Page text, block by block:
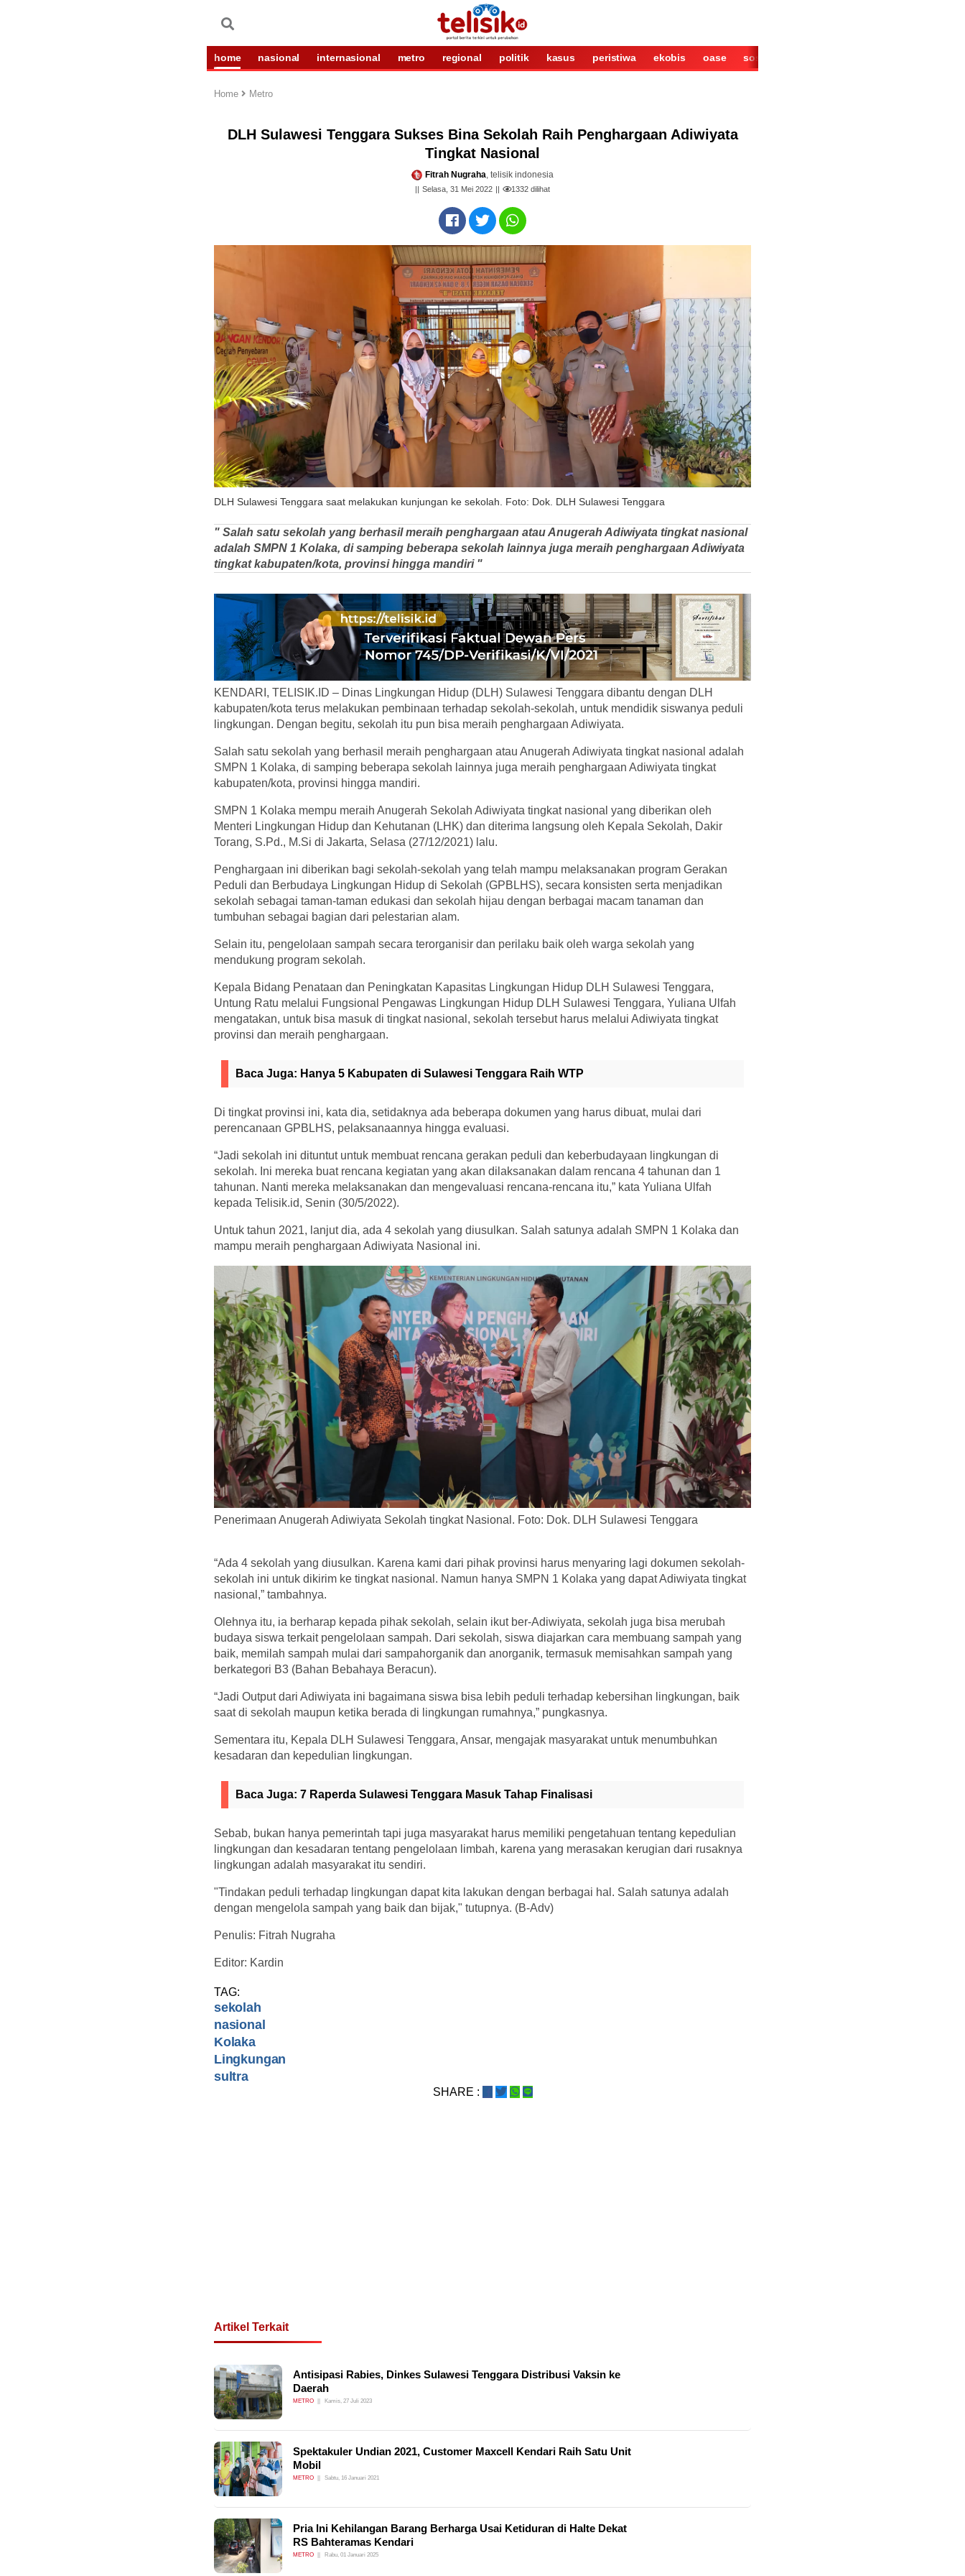
home nasional internasional metro regional politik kasus peristiwa ekobis oase sosok
Home Metro
DLH Sulawesi Tenggara Sukses Bina Sekolah Raih Penghargaan Adiwiyata
Tingkat Nasional
Fitrah Nugraha, telisik indonesia
Selasa, 31 Mei 2022 1332 dilihat
DLH Sulawesi Tenggara saat melakukan kunjungan ke sekolah. Foto: Dok. DLH Sulawesi Tenggara
" Salah satu sekolah yang berhasil meraih penghargaan atau Anugerah Adiwiyata tingkat nasional
adalah SMPN 1 Kolaka, di samping beberapa sekolah lainnya juga meraih penghargaan Adiwiyata
tingkat kabupaten/kota, provinsi hingga mandiri "
KENDARI, TELISIK.ID – Dinas Lingkungan Hidup (DLH) Sulawesi Tenggara dibantu dengan DLH
kabupaten/kota terus melakukan pembinaan terhadap sekolah-sekolah, untuk mendidik siswanya peduli
lingkungan. Dengan begitu, sekolah itu pun bisa meraih penghargaan Adiwiyata.
Salah satu sekolah yang berhasil meraih penghargaan atau Anugerah Adiwiyata tingkat nasional adalah
SMPN 1 Kolaka, di samping beberapa sekolah lainnya juga meraih penghargaan Adiwiyata tingkat
kabupaten/kota, provinsi hingga mandiri.
SMPN 1 Kolaka mempu meraih Anugerah Sekolah Adiwiyata tingkat nasional yang diberikan oleh
Menteri Lingkungan Hidup dan Kehutanan (LHK) dan diterima langsung oleh Kepala Sekolah, Dakir
Torang, S.Pd., M.Si di Jakarta, Selasa (27/12/2021) lalu.
Penghargaan ini diberikan bagi sekolah-sekolah yang telah mampu melaksanakan program Gerakan
Peduli dan Berbudaya Lingkungan Hidup di Sekolah (GPBLHS), secara konsisten serta menjadikan
sekolah sebagai taman-taman edukasi dan sekolah hijau dengan berbagai macam tanaman dan
tumbuhan sebagai bagian dari pelestarian alam.
Selain itu, pengelolaan sampah secara terorganisir dan perilaku baik oleh warga sekolah yang
mendukung program sekolah.
Kepala Bidang Penataan dan Peningkatan Kapasitas Lingkungan Hidup DLH Sulawesi Tenggara,
Untung Ratu melalui Fungsional Pengawas Lingkungan Hidup DLH Sulawesi Tenggara, Yuliana Ulfah
mengatakan, untuk bisa masuk di tingkat nasional, sekolah tersebut harus melalui Adiwiyata tingkat
provinsi dan meraih penghargaan.
Baca Juga: Hanya 5 Kabupaten di Sulawesi Tenggara Raih WTP
Di tingkat provinsi ini, kata dia, setidaknya ada beberapa dokumen yang harus dibuat, mulai dari
perencanaan GPBLHS, pelaksanaannya hingga evaluasi.
“Jadi sekolah ini dituntut untuk membuat rencana gerakan peduli dan keberbudayaan lingkungan di
sekolah. Ini mereka buat rencana kegiatan yang akan dilaksanakan dalam rencana 4 tahunan dan 1
tahunan. Nanti mereka melaksanakan dan mengevaluasi rencana-rencana itu,” kata Yuliana Ulfah
kepada Telisik.id, Senin (30/5/2022).
Untuk tahun 2021, lanjut dia, ada 4 sekolah yang diusulkan. Salah satunya adalah SMPN 1 Kolaka dan
mampu meraih penghargaan Adiwiyata Nasional ini.
Penerimaan Anugerah Adiwiyata Sekolah tingkat Nasional. Foto: Dok. DLH Sulawesi Tenggara
“Ada 4 sekolah yang diusulkan. Karena kami dari pihak provinsi harus menyaring lagi dokumen sekolah-
sekolah ini untuk dikirim ke tingkat nasional. Namun hanya SMPN 1 Kolaka yang dapat Adiwiyata tingkat
nasional,” tambahnya.
Olehnya itu, ia berharap kepada pihak sekolah, selain ikut ber-Adiwiyata, sekolah juga bisa merubah
budaya siswa terkait pengelolaan sampah. Dari sekolah, siswa diajarkan cara membuang sampah yang
baik, memilah sampah mulai dari sampahorganik dan anorganik, termasuk memisahkan sampah yang
berkategori B3 (Bahan Bebahaya Beracun).
“Jadi Output dari Adiwiyata ini bagaimana siswa bisa lebih peduli terhadap kebersihan lingkungan, baik
saat di sekolah maupun ketika berada di lingkungan rumahnya,” pungkasnya.
Sementara itu, Kepala DLH Sulawesi Tenggara, Ansar, mengajak masyarakat untuk menumbuhkan
kesadaran dan kepedulian lingkungan.
Baca Juga: 7 Raperda Sulawesi Tenggara Masuk Tahap Finalisasi
Sebab, bukan hanya pemerintah tapi juga masyarakat harus memiliki pengetahuan tentang kepedulian
lingkungan dan kesadaran tentang pengelolaan limbah, karena yang merasakan kerugian dari rusaknya
lingkungan adalah masyarakat itu sendiri.
"Tindakan peduli terhadap lingkungan dapat kita lakukan dengan berbagai hal. Salah satunya adalah
dengan mengelola sampah yang baik dan bijak," tutupnya. (B-Adv)
Penulis: Fitrah Nugraha
Editor: Kardin
TAG:
sekolah
nasional
Kolaka
Lingkungan
sultra
SHARE :
Artikel Terkait
Antisipasi Rabies, Dinkes Sulawesi Tenggara Distribusi Vaksin ke
Daerah
METRO Kamis, 27 Juli 2023
Spektakuler Undian 2021, Customer Maxcell Kendari Raih Satu Unit
Mobil
METRO Sabtu, 16 Januari 2021
Pria Ini Kehilangan Barang Berharga Usai Ketiduran di Halte Dekat
RS Bahteramas Kendari
METRO Rabu, 01 Januari 2025